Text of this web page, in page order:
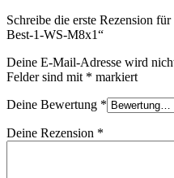
Schreibe die erste Rezension
Best-1-WS-M8x1“
Deine E-Mail-Adresse wird
Felder sind mit * markiert
Deine Bewertung *
Deine Rezension *